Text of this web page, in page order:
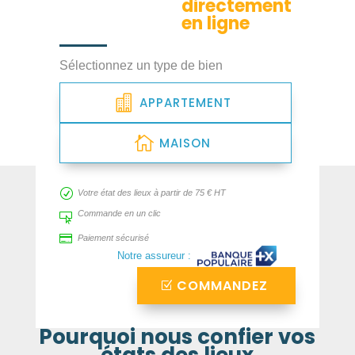
directement
en ligne
Sélectionnez un type de bien
APPARTEMENT
MAISON
R Votre état des lieux à partir de 75 € HT
 Commande en un clic
 Paiement sécurisé
Notre assureur :
COMMANDEZ
Pourquoi nous confier vos